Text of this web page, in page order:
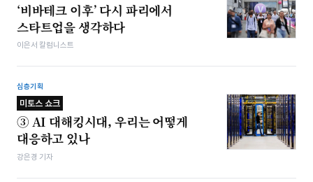
‘비바테크 이후’ 다시 파리에서
스타트업을 생각하다
이은서 칼럼니스트
심층기획
미토스 쇼크
③ AI 대해킹시대, 우리는 어떻게
대응하고 있나
강은경 기자